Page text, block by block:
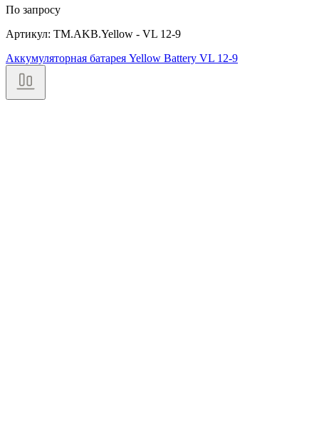
По запросу
Артикул: TM.AKB.Yellow - VL 12-9
Аккумуляторная батарея Yellow Battery VL 12-9